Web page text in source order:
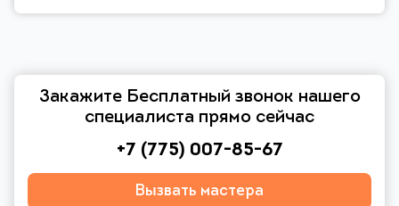
Закажите Бесплатный звонок нашего
специалиста прямо сейчас
+7 (775) 007-85-67
Вызвать мастера